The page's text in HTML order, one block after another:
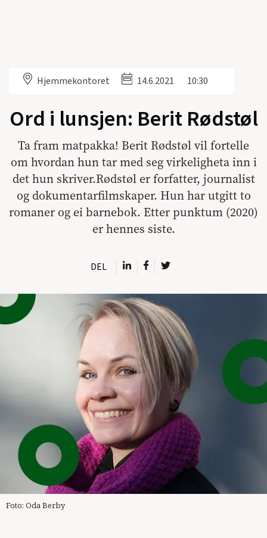
Hjemmekontoret 14.6.2021 10:30
Ord i lunsjen: Berit Rødstøl
Ta fram matpakka! Berit Rødstøl vil fortelle
om hvordan hun tar med seg virkeligheta inn i
det hun skriver.Rødstøl er forfatter, journalist
og dokumentarfilmskaper. Hun har utgitt to
romaner og ei barnebok. Etter punktum (2020)
er hennes siste.
DEL
Foto: Oda Berby